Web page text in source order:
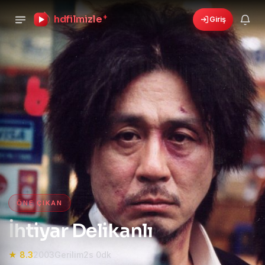
hdfilmizle + Giriş
🎁 6 yeni fırsat! Bonusları gör›
HD Film izle — HD Film İzle,
ÖNE ÇIKAN
İhtiyar Delikanlı
★ 8.32003 Gerilim2s 0dk